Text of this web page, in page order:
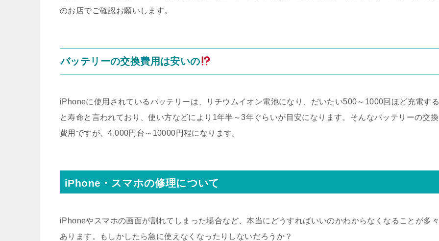
のお店でご確認お願いします。
バッテリーの交換費用は安いの
iPhoneに使用されているバッテリーは、リチウムイオン電池になり、だいたい500～1000回ほど充電する
と寿命と言われており、使い方などにより1年半～3年ぐらいが目安になります。そんなバッテリーの交換
費用ですが、4,000円台～10000円程になります。
iPhone・スマホの修理について
iPhoneやスマホの画面が割れてしまった場合など、本当にどうすればいいのかわからなくなることが多々
あります。もしかしたら急に使えなくなったりしないだろうか？